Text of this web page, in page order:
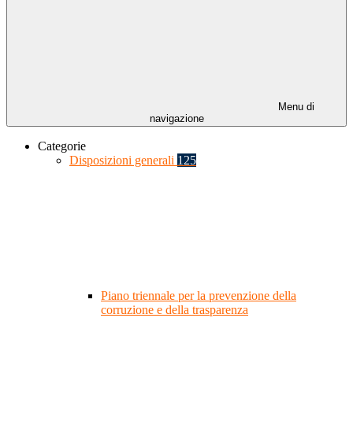
Menu di
navigazione
Categorie
Disposizioni generali 125
Piano triennale per la prevenzione della
corruzione e della trasparenza